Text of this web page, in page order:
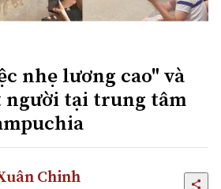
nhẹ lương cao" và
người tại trung tâm
Chinh